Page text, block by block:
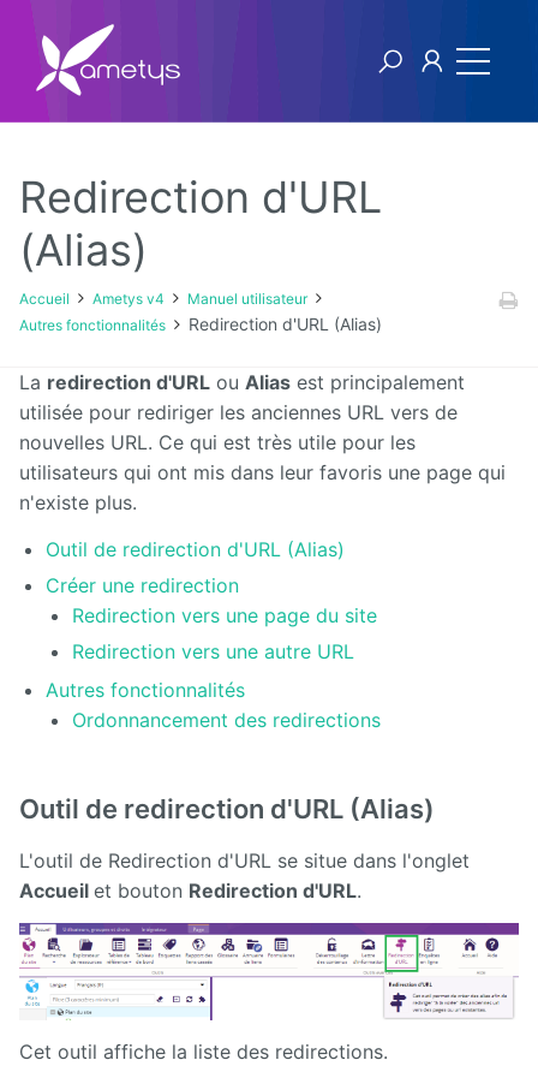
Ametys v4
Licence
utilisateur
Manuel
d'installation
et
d'exploitation
Manuel
d'administration
Manuel de
et
d'intégration
Manuel
jour
Releases
Redirection d'URL
(Alias)
Accueil Ametys v4
Manuel utilisateur
Autres fonctionnalités
Redirection d'URL (Alias)
La redirection d'URL ou Alias est principalement
utilisée pour rediriger les anciennes URL vers de
nouvelles URL. Ce qui est très utile pour les
utilisateurs qui ont mis dans leur favoris une page qui
n'existe plus.
Outil de redirection d'URL (Alias)
Créer une redirection
Redirection vers une page du site
Redirection vers une autre URL
Autres fonctionnalités
Ordonnancement des redirections
Outil de redirection d'URL (Alias)
L'outil de Redirection d'URL se situe dans l'onglet
Accueil et bouton Redirection d'URL.
Cet outil affiche la liste des redirections.